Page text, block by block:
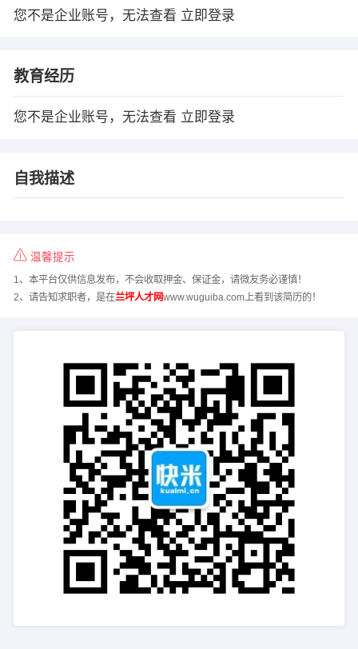
您不是企业账号，无法查看 立即登录
教育经历
您不是企业账号，无法查看 立即登录
自我描述
温馨提示
1、本平台仅供信息发布，不会收取押金、保证金，请微友务必谨慎！
2、请告知求职者，是在兰坪人才网www.wuguiba.com上看到该简历的！